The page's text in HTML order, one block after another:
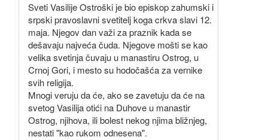
Sveti Vasilije Ostroški je bio episkop zahumski i
srpski pravoslavni svetitelj koga crkva slavi 12.
maja. Njegov dan važi za praznik kada se
dešavaju najveća čuda. Njegove mošti se kao
velika svetinja čuvaju u manastiru Ostrog, u
Crnoj Gori, i mesto su hodočašća za vernike
svih religija.
Mnogi veruju da će, ako se zavetuju da će na
svetog Vasilija otići na Duhove u manastir
Ostrog, njihova, ili bolest nekog njima bližnjeg,
nestati "kao rukom odnesena".